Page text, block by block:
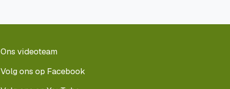
Ons videoteam
Volg ons op Facebook